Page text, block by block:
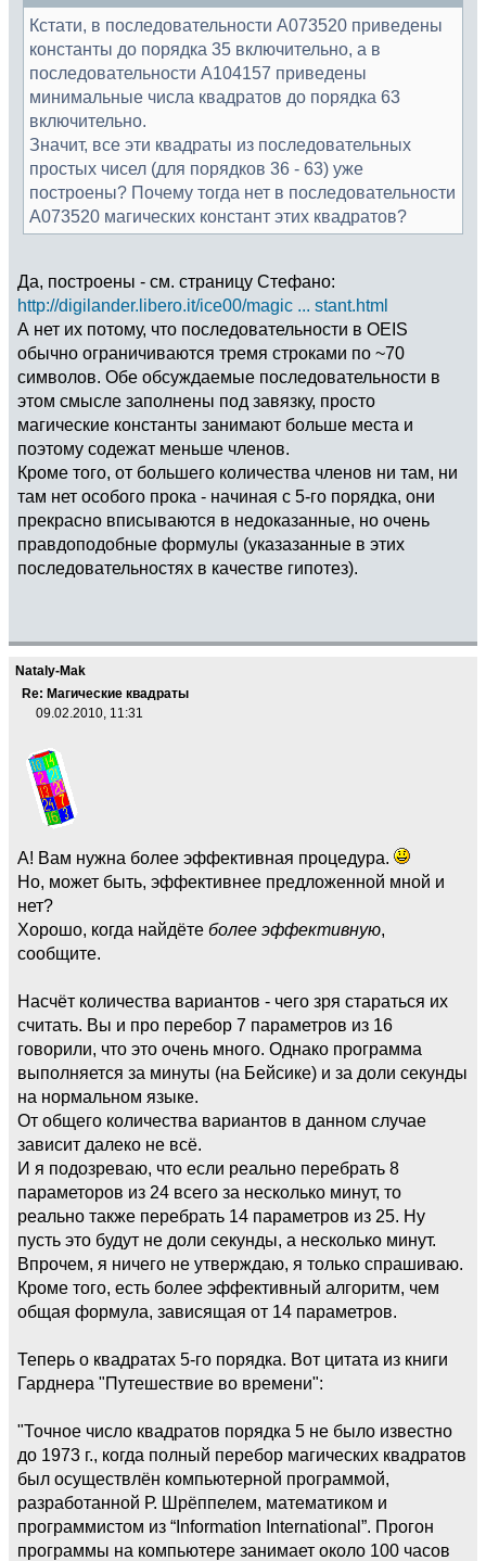
Кстати, в последовательности А073520 приведены
константы до порядка 35 включительно, а в
последовательности А104157 приведены
минимальные числа квадратов до порядка 63
включительно.
Значит, все эти квадраты из последовательных
простых чисел (для порядков 36 - 63) уже
построены? Почему тогда нет в последовательности
А073520 магических констант этих квадратов?
Да, построены - см. страницу Стефано:
http://digilander.libero.it/ice00/magic ... stant.html
А нет их потому, что последовательности в OEIS
обычно ограничиваются тремя строками по ~70
символов. Обе обсуждаемые последовательности в
этом смысле заполнены под завязку, просто
магические константы занимают больше места и
поэтому содежат меньше членов.
Кроме того, от большего количества членов ни там, ни
там нет особого прока - начиная с 5-го порядка, они
прекрасно вписываются в недоказанные, но очень
правдоподобные формулы (указазанные в этих
последовательностях в качестве гипотез).
Nataly-Mak
Re: Магические квадраты
09.02.2010, 11:31
А! Вам нужна более эффективная процедура.
Но, может быть, эффективнее предложенной мной и
нет?
Хорошо, когда найдёте более эффективную,
сообщите.
Насчёт количества вариантов - чего зря стараться их
считать. Вы и про перебор 7 параметров из 16
говорили, что это очень много. Однако программа
выполняется за минуты (на Бейсике) и за доли секунды
на нормальном языке.
От общего количества вариантов в данном случае
зависит далеко не всё.
И я подозреваю, что если реально перебрать 8
параметоров из 24 всего за несколько минут, то
реально также перебрать 14 параметров из 25. Ну
пусть это будут не доли секунды, а несколько минут.
Впрочем, я ничего не утверждаю, я только спрашиваю.
Кроме того, есть более эффективный алгоритм, чем
общая формула, зависящая от 14 параметров.
Теперь о квадратах 5-го порядка. Вот цитата из книги
Гарднера "Путешествие во времени":
"Точное число квадратов порядка 5 не было известно
до 1973 г., когда полный перебор магических квадратов
был осуществлён компьютерной программой,
разработанной Р. Шрёппелем, математиком и
программистом из “Information International”. Прогон
программы на компьютере занимает около 100 часов